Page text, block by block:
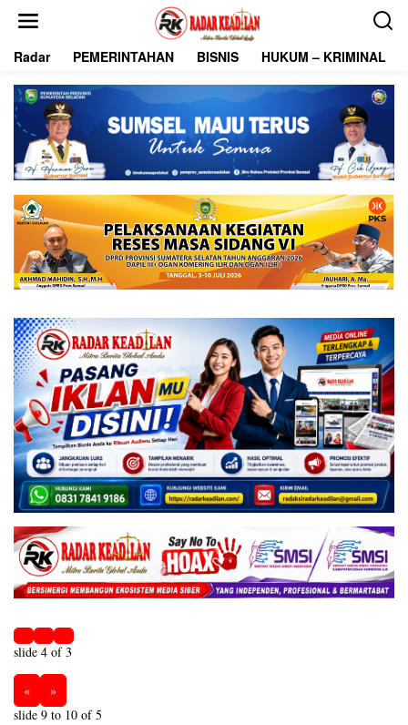
Radar PEMERINTAHAN BISNIS HUKUM – KRIMINAL
slide 4 of 3
«
»
slide 9 to 10 of 5